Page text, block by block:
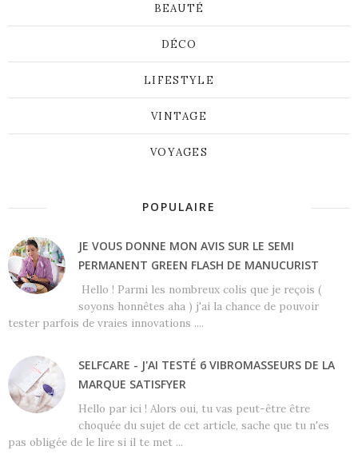
BEAUTÉ
DÉCO
LIFESTYLE
VINTAGE
VOYAGES
POPULAIRE
JE VOUS DONNE MON AVIS SUR LE SEMI
PERMANENT GREEN FLASH DE MANUCURIST
Hello ! Parmi les nombreux colis que je reçois (
soyons honnêtes aha ) j'ai la chance de pouvoir
tester parfois de vraies innovations ....
SELFCARE - J'AI TESTÉ 6 VIBROMASSEURS DE LA
MARQUE SATISFYER
Hello par ici ! Alors oui, tu vas peut-être être
choquée du sujet de cet article, sache que tu n'es
pas obligée de le lire si il te met ...